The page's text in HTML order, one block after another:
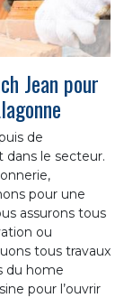
Jean pour
de
le secteur.
pour une
assurons tous
ou
tous travaux
du home
pour l’ouvrir